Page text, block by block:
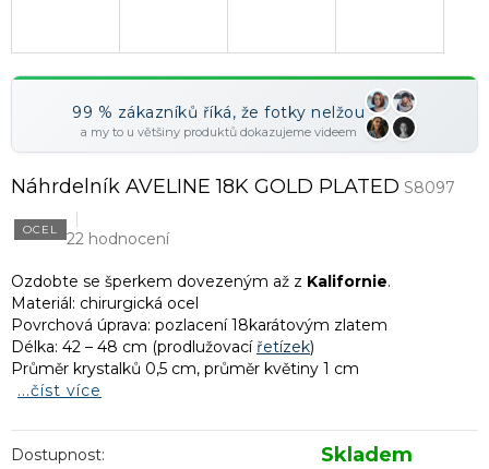
99 % zákazníků říká, že fotky nelžou
a my to u většiny produktů dokazujeme videem
Náhrdelník AVELINE 18K GOLD PLATED S8097
OCEL 22 hodnocení
Ozdobte se šperkem dovezeným až z Kalifornie.
Materiál: chirurgická ocel
Povrchová úprava: pozlacení 18karátovým zlatem
Délka: 42 – 48 cm (prodlužovací řetízek)
Průměr krystalků 0,5 cm, průměr květiny 1 cm
...číst více
Dostupnost: Skladem